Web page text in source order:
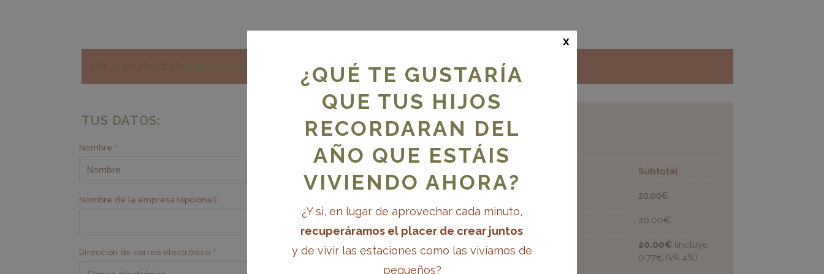
Haz clic aquí para acceder
TUS DATOS:
Nombre *
Nombre de la empresa (opcional)
Dirección de correo electrónico *
TU COMPRA:
Subtotal
20.00€
20.00€
Total
20.00€ (incluye
0.77€ IVA 4%)
¿QUÉ TE GUSTARÍA
QUE TUS HIJOS
RECORDARAN DEL
AÑO QUE ESTÁIS
VIVIENDO AHORA?
¿Y si, en lugar de aprovechar cada minuto,
recuperáramos el placer de crear juntos
y de vivir las estaciones como las vivíamos de
pequeños?
x